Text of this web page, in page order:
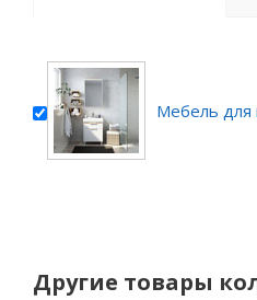
Мебель для
Другие товары